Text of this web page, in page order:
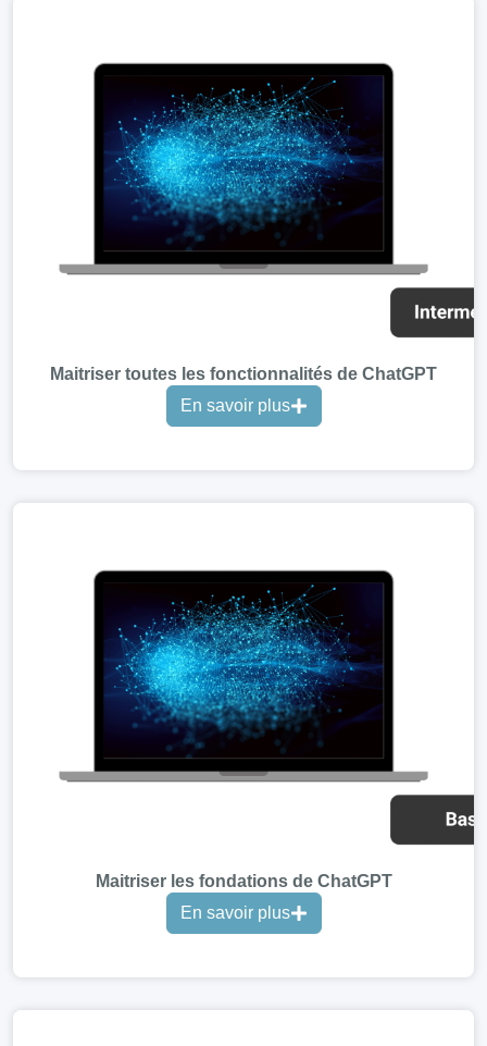
Maitriser toutes les fonctionnalités de ChatGPT
En savoir plus
Maitriser les fondations de ChatGPT
En savoir plus